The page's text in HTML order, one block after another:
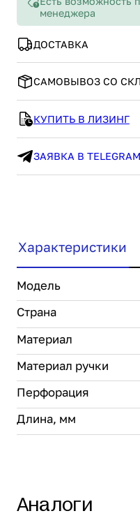
менеджера
ДОСТАВКА
САМОВЫВОЗ СО
КУПИТЬ В ЛИЗИНГ
ЗАЯВКА В TELEGRAM
Характеристики
Модель
Страна
Материал
Материал ручки
Перфорация
Длина, мм
Аналоги